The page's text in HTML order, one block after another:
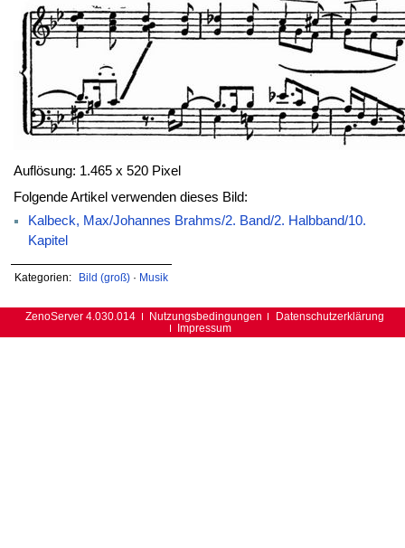
Auflösung: 1.465 x 520 Pixel
Folgende Artikel verwenden dieses Bild:
Kalbeck, Max/Johannes Brahms/2. Band/2. Halbband/10.
Kapitel
Kategorien: Bild (groß)· Musik
ZenoServer 4.030.014 Nutzungsbedingungen
Datenschutzerklärung
Impressum